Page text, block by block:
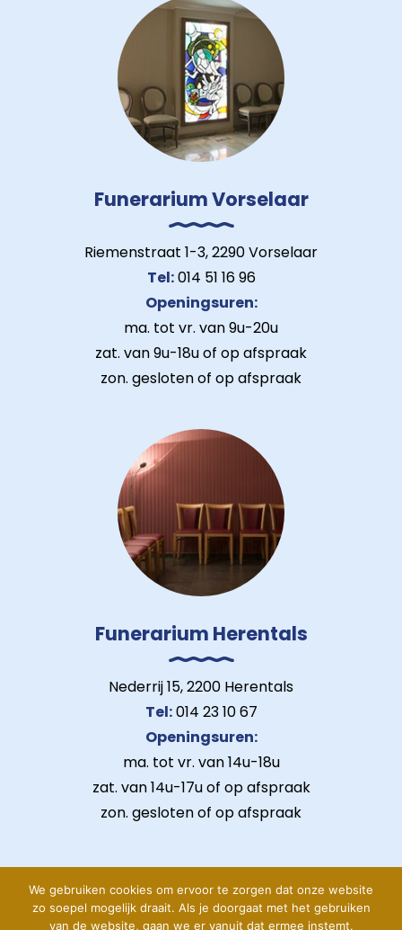
Funerarium Vorselaar
Riemenstraat 1-3, 2290 Vorselaar
Tel:014 51 16 96
Openingsuren:
ma. tot vr. van 9u-20u
zat. van 9u-18u of op afspraak
zon. gesloten of op afspraak
Funerarium Herentals
Nederrij 15, 2200 Herentals
Tel:014 23 10 67
Openingsuren:
ma. tot vr. van 14u-18u
zat. van 14u-17u of op afspraak
zon. gesloten of op afspraak
We gebruiken cookies om ervoor te zorgen dat onze website
zo soepel mogelijk draait. Als je doorgaat met het gebruiken
van de website, gaan we er vanuit dat ermee instemt.